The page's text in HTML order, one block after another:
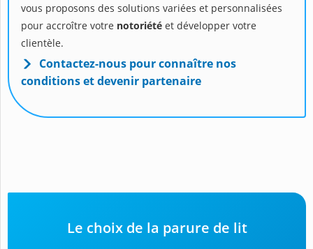
vous proposons des solutions variées et personnalisées
pour accroître votre notoriété et développer votre
clientèle.
Contactez-nous pour connaître nos
conditions et devenir partenaire
Le choix de la parure de lit